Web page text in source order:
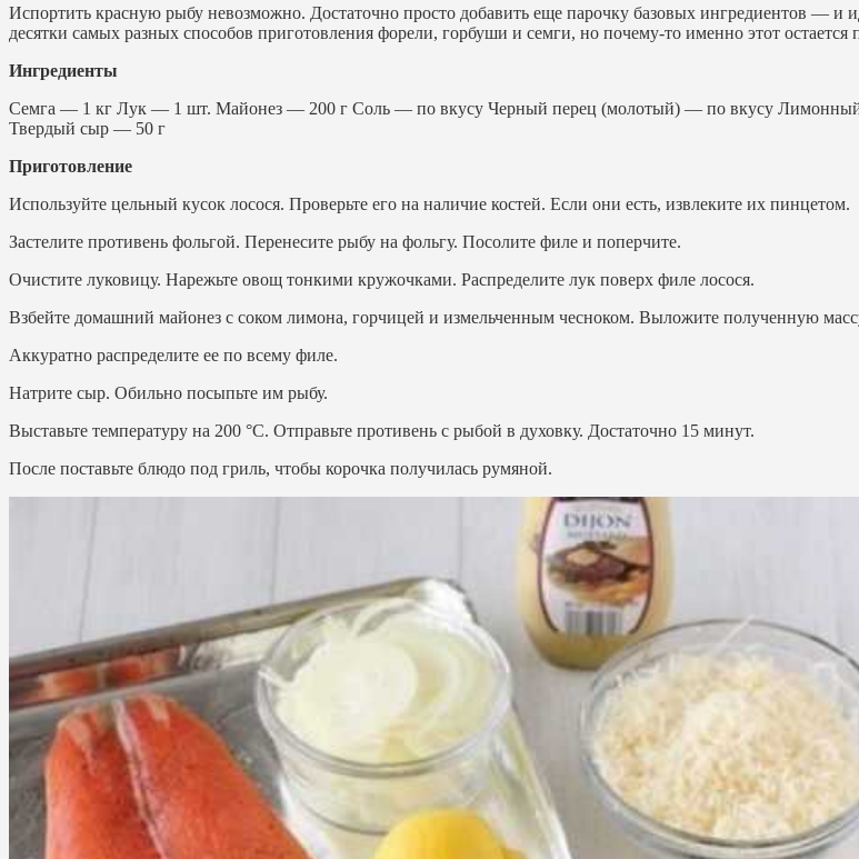
Испортить красную рыбу невозможно. Достаточно просто добавить еще парочку базовых ингредиентов — и
десятки самых разных способов приготовления форели, горбуши и семги, но почему-то именно этот
Ингредиенты
Семга — 1 кг Лук — 1 шт. Майонез — 200 г Соль — по вкусу Черный перец (молотый) — по вкусу
Твердый сыр — 50 г
Приготовление
Используйте цельный кусок лосося. Проверьте его на наличие костей. Если они есть, извлеките их пинцетом.
Застелите противень фольгой. Перенесите рыбу на фольгу. Посолите филе и поперчите.
Очистите луковицу. Нарежьте овощ тонкими кружочками. Распределите лук поверх филе лосося.
Взбейте домашний майонез с соком лимона, горчицей и измельченным чесноком. Выложите полученную
Аккуратно распределите ее по всему филе.
Натрите сыр. Обильно посыпьте им рыбу.
Выставьте температуру на 200 °С. Отправьте противень с рыбой в духовку. Достаточно 15 минут.
После поставьте блюдо под гриль, чтобы корочка получилась румяной.